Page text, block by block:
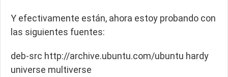
Y efectivamente están, ahora estoy probando con
las siguientes fuentes:
deb-src http://archive.ubuntu.com/ubuntu hardy
universe multiverse